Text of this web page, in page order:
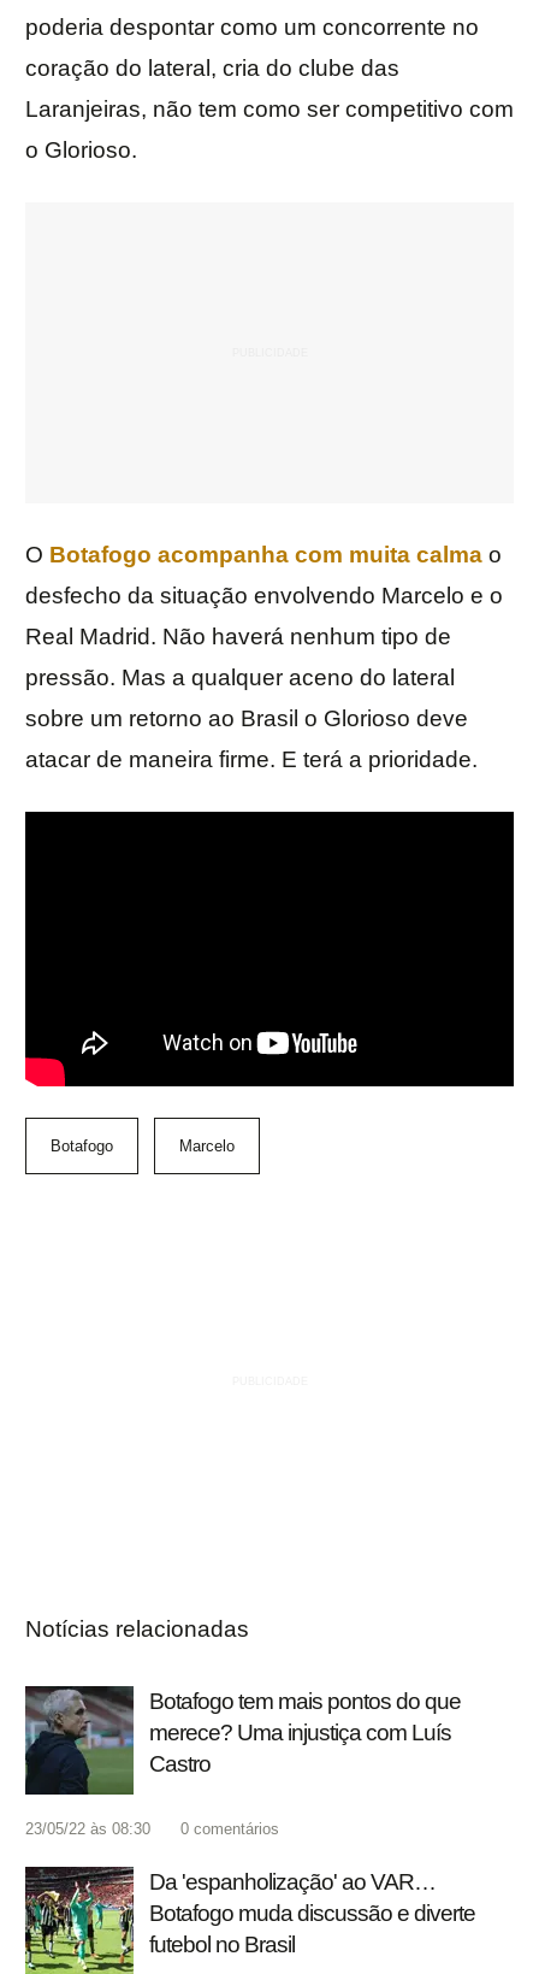
poderia despontar como um concorrente no
coração do lateral, cria do clube das
Laranjeiras, não tem como ser competitivo com
o Glorioso.
O Botafogo acompanha com muita calma o
desfecho da situação envolvendo Marcelo e o
Real Madrid. Não haverá nenhum tipo de
pressão. Mas a qualquer aceno do lateral
sobre um retorno ao Brasil o Glorioso deve
atacar de maneira firme. E terá a prioridade.
Botafogo Marcelo
Notícias relacionadas
Botafogo tem mais pontos do que
merece? Uma injustiça com Luís
Castro
23/05/22 às 08:30 0 comentários
Da 'espanholização' ao VAR…
Botafogo muda discussão e diverte
futebol no Brasil